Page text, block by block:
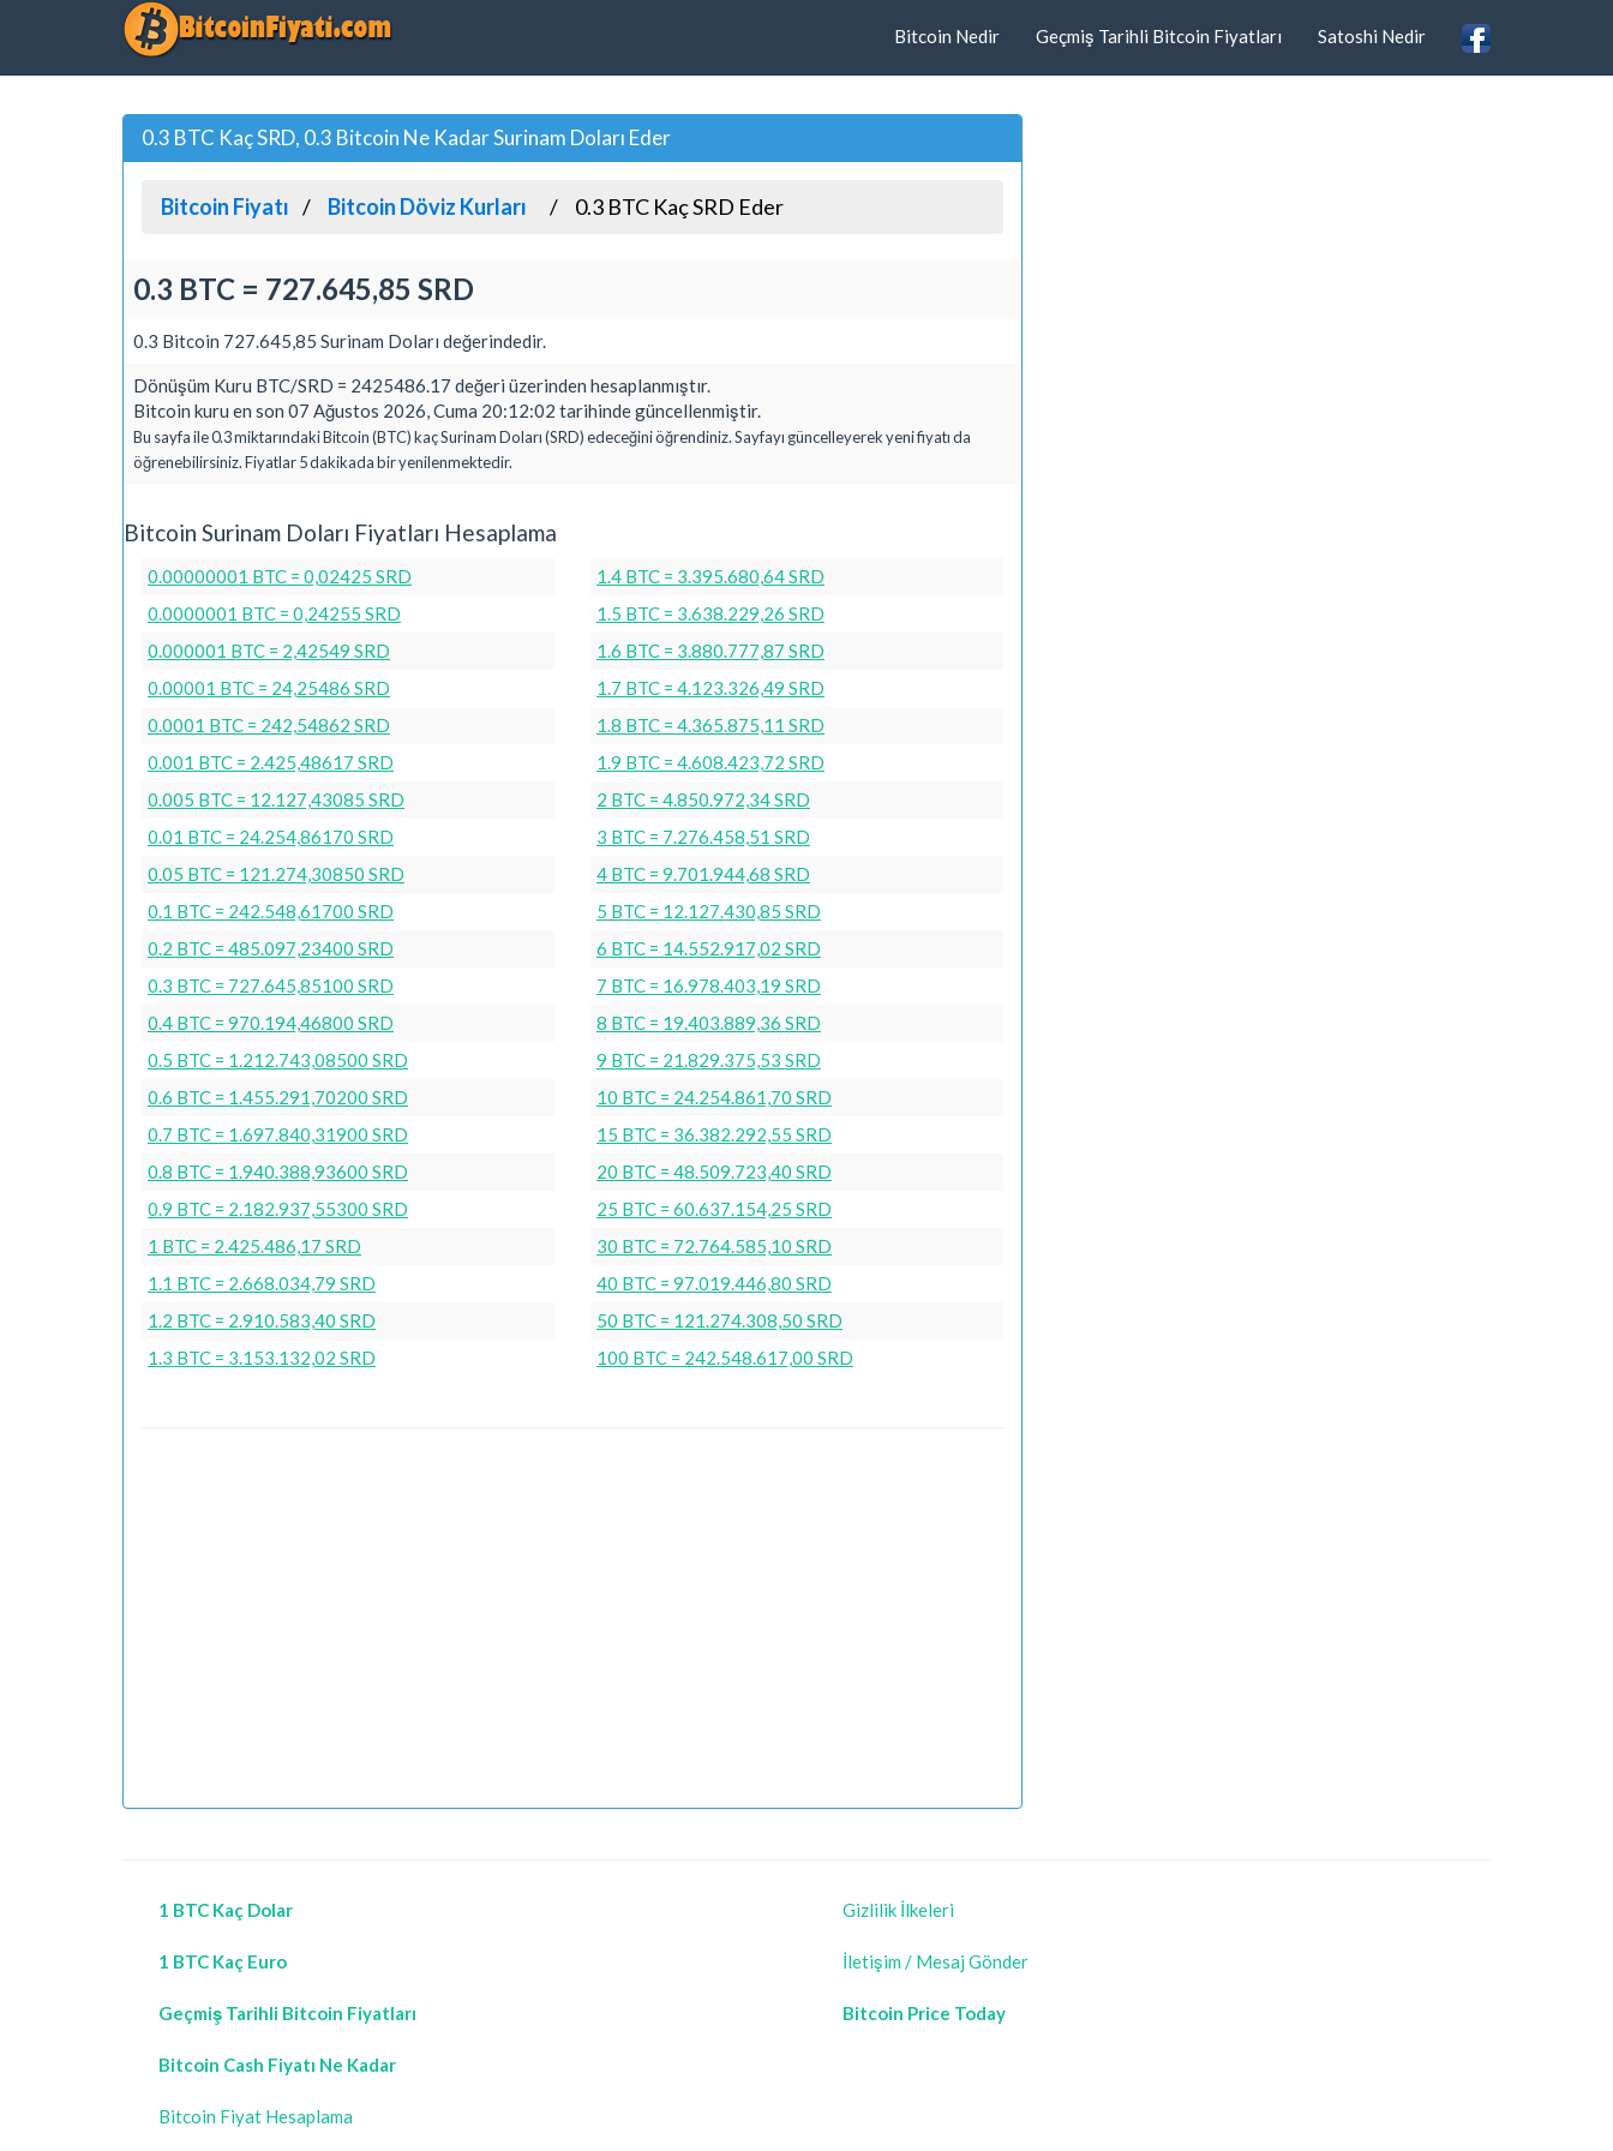
Bitcoin Nedir Geçmiş Tarihli Bitcoin Fiyatları Satoshi Nedir
0.3 BTC Kaç SRD, 0.3 Bitcoin Ne Kadar Surinam Doları Eder
Bitcoin Fiyatı Bitcoin Döviz Kurları 0.3 BTC Kaç SRD Eder
0.3 BTC = 727.645,85 SRD
0.3 Bitcoin 727.645,85 Surinam Doları değerindedir.
Dönüşüm Kuru BTC/SRD = 2425486.17 değeri üzerinden hesaplanmıştır.
Bitcoin kuru en son 07 Ağustos 2026, Cuma 20:12:02 tarihinde güncellenmiştir.
Bu sayfa ile 0.3 miktarındaki Bitcoin (BTC) kaç Surinam Doları (SRD) edeceğini öğrendiniz. Sayfayı güncelleyerek yeni fiyatı da
öğrenebilirsiniz. Fiyatlar 5 dakikada bir yenilenmektedir.
Bitcoin Surinam Doları Fiyatları Hesaplama
0.00000001 BTC = 0,02425 SRD
0.0000001 BTC = 0,24255 SRD
0.000001 BTC = 2,42549 SRD
0.00001 BTC = 24,25486 SRD
0.0001 BTC = 242,54862 SRD
0.001 BTC = 2.425,48617 SRD
0.005 BTC = 12.127,43085 SRD
0.01 BTC = 24.254,86170 SRD
0.05 BTC = 121.274,30850 SRD
0.1 BTC = 242.548,61700 SRD
0.2 BTC = 485.097,23400 SRD
0.3 BTC = 727.645,85100 SRD
0.4 BTC = 970.194,46800 SRD
0.5 BTC = 1.212.743,08500 SRD
0.6 BTC = 1.455.291,70200 SRD
0.7 BTC = 1.697.840,31900 SRD
0.8 BTC = 1.940.388,93600 SRD
0.9 BTC = 2.182.937,55300 SRD
1 BTC = 2.425.486,17 SRD
1.1 BTC = 2.668.034,79 SRD
1.2 BTC = 2.910.583,40 SRD
1.3 BTC = 3.153.132,02 SRD
1.4 BTC = 3.395.680,64 SRD
1.5 BTC = 3.638.229,26 SRD
1.6 BTC = 3.880.777,87 SRD
1.7 BTC = 4.123.326,49 SRD
1.8 BTC = 4.365.875,11 SRD
1.9 BTC = 4.608.423,72 SRD
2 BTC = 4.850.972,34 SRD
3 BTC = 7.276.458,51 SRD
4 BTC = 9.701.944,68 SRD
5 BTC = 12.127.430,85 SRD
6 BTC = 14.552.917,02 SRD
7 BTC = 16.978.403,19 SRD
8 BTC = 19.403.889,36 SRD
9 BTC = 21.829.375,53 SRD
10 BTC = 24.254.861,70 SRD
15 BTC = 36.382.292,55 SRD
20 BTC = 48.509.723,40 SRD
25 BTC = 60.637.154,25 SRD
30 BTC = 72.764.585,10 SRD
40 BTC = 97.019.446,80 SRD
50 BTC = 121.274.308,50 SRD
100 BTC = 242.548.617,00 SRD
1 BTC Kaç Dolar
1 BTC Kaç Euro
Geçmiş Tarihli Bitcoin Fiyatları
Bitcoin Cash Fiyatı Ne Kadar
Bitcoin Fiyat Hesaplama
Gizlilik İlkeleri
İletişim / Mesaj Gönder
Bitcoin Price Today